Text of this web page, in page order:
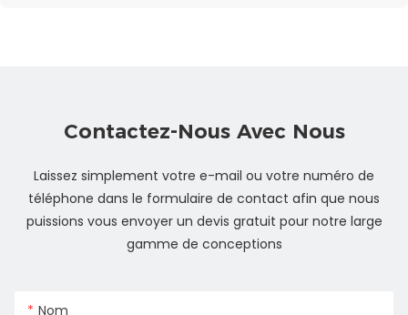
Contactez-Nous Avec Nous
Laissez simplement votre e-mail ou votre numéro de
téléphone dans le formulaire de contact afin que nous
puissions vous envoyer un devis gratuit pour notre large
gamme de conceptions
Nom